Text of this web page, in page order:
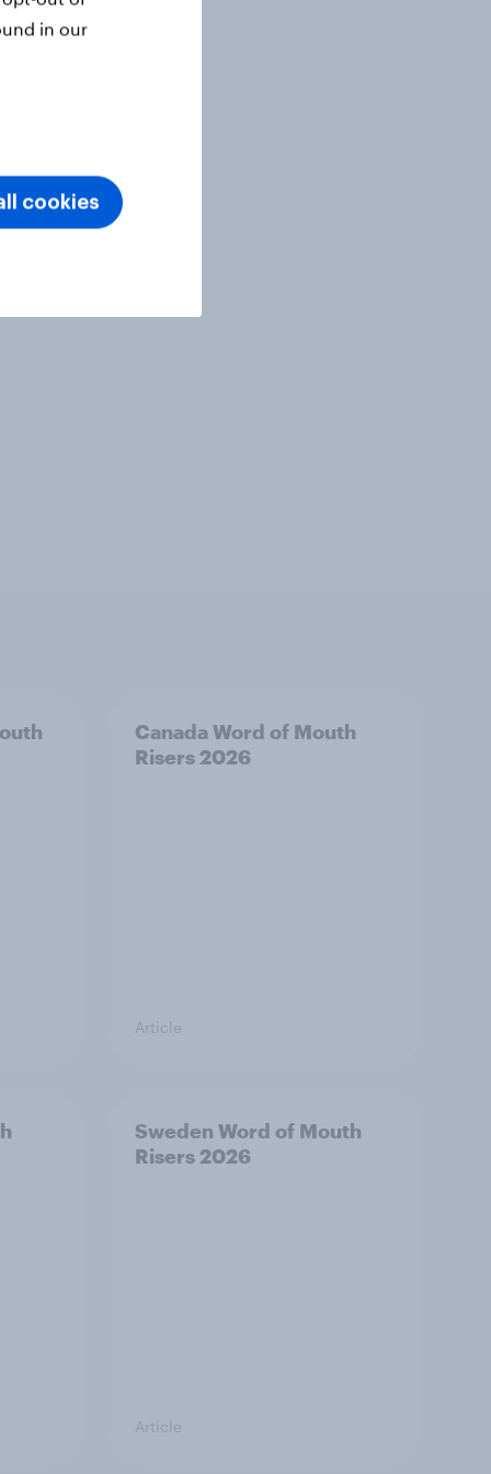
Canada Word of Mouth
Risers 2026
Article
Sweden Word of Mouth
Risers 2026
Article
in our
cookies